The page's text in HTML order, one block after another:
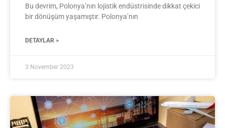
Bu devrim, Polonya’nın lojistik endüstrisinde dikkat çekici
bir dönüşüm yaşamıştır. Polonya’nın
DETAYLAR >
3 November 2023